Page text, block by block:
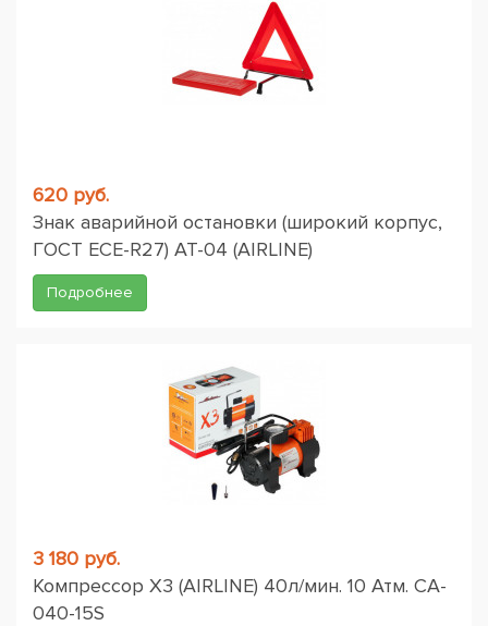
620 руб.
Знак аварийной остановки (широкий корпус,
ГОСТ ЕСЕ-R27) AT-04 (AIRLINE)
Подробнее
3 180 руб.
Компрессор X3 (AIRLINE) 40л/мин. 10 Атм. CA-
040-15S